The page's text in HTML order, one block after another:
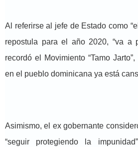
Al referirse al jefe de Estado como
repostula para el año 2020, “va a
recordó el Movimiento “Tamo
en el pueblo dominicana ya está
Asimismo, el ex gobernante
“seguir protegiendo la